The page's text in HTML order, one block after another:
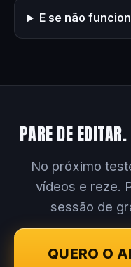
E se não
PARE DE EDITAR.
No próximo
vídeos e reze.
sessão de
QUERO O